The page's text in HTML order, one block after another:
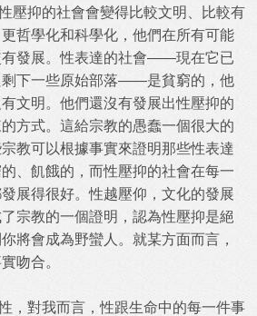
抑的社會會變得比較文明、比較有
哲學化和科學化，他們在所有可能
有發展。性表達的社會——現在它已
剩下一些原始部落——是貧窮的，他
文明。他們還沒有發展出性壓抑的
方式。這給宗教的愚蠢一個很大的
教可以根據事實來證明那些性表達
、飢餓的，而性壓抑的社會在每一
展得很好。性越壓仰，文化的發展
宗教的一個證明，認為性壓抑是絕
將會成為野蠻人。就某方面而言，
吻合。
對我而言，性跟生命中的每一件事